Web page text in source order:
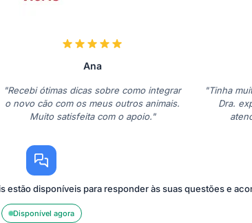
Ana
"Recebi ótimas dicas sobre como integrar
o novo cão com os meus outros animais.
Muito satisfeita com o apoio."
"Tinha
Dra.
estão disponíveis para responder às suas questões e
Disponível agora